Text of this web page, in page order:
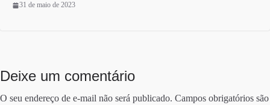
31 de maio de 2023
Deixe um comentário
O seu endereço de e-mail não será publicado. Campos obrigatórios são